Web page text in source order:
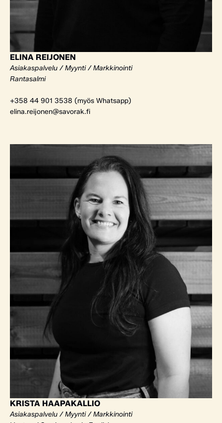
ELINA REIJONEN
Asiakaspalvelu / Myynti / Markkinointi
Rantasalmi
+358 44 901 3538 (myös Whatsapp)
elina.reijonen@savorak.fi
KRISTA HAAPAKALLIO
Asiakaspalvelu / Myynti / Markkinointi